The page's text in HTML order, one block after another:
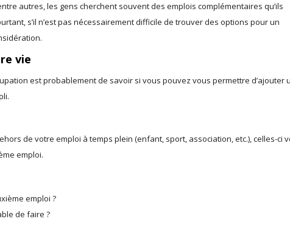
autres, les gens cherchent souvent des emplois complémentaires qu’ils
s’il n’est pas nécessairement difficile de trouver des options pour un
vie
est probablement de savoir si vous pouvez vous permettre d’ajouter
de votre emploi à temps plein (enfant, sport, association, etc.), celles-ci
emploi.
emploi ?
de faire ?